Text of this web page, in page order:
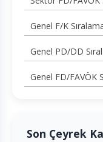
Genel F/K
Genel PD/DD
Genel FD/FAVÖK
Son Çeyrek